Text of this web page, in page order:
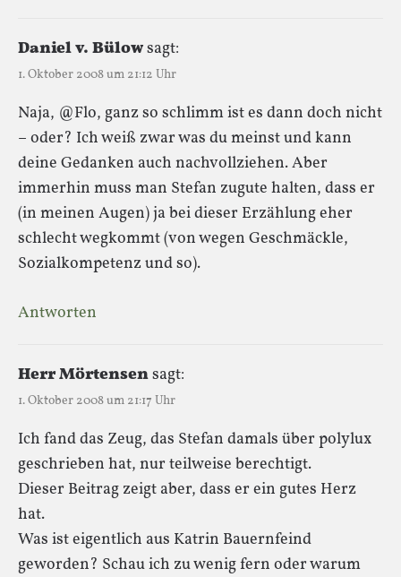
Daniel v. Bülowsagt:
1. Oktober 2008 um 21:12 Uhr
Naja, @Flo, ganz so schlimm ist es dann doch nicht
– oder? Ich weiß zwar was du meinst und kann
deine Gedanken auch nachvollziehen. Aber
immerhin muss man Stefan zugute halten, dass er
(in meinen Augen) ja bei dieser Erzählung eher
schlecht wegkommt (von wegen Geschmäckle,
Sozialkompetenz und so).
Antworten
Herr Mörtensensagt:
1. Oktober 2008 um 21:17 Uhr
Ich fand das Zeug, das Stefan damals über polylux
geschrieben hat, nur teilweise berechtigt.
Dieser Beitrag zeigt aber, dass er ein gutes Herz
hat.
Was ist eigentlich aus Katrin Bauernfeind
geworden? Schau ich zu wenig fern oder warum